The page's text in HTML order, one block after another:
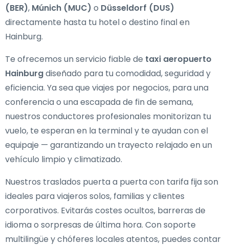
(BER), Múnich (MUC) o Düsseldorf (DUS)
directamente hasta tu hotel o destino final en
Hainburg.
Te ofrecemos un servicio fiable de taxi aeropuerto
Hainburgdiseñado para tu comodidad, seguridad y
eficiencia. Ya sea que viajes por negocios, para una
conferencia o una escapada de fin de semana,
nuestros conductores profesionales monitorizan tu
vuelo, te esperan en la terminal y te ayudan con el
equipaje — garantizando un trayecto relajado en un
vehículo limpio y climatizado.
Nuestros traslados puerta a puerta con tarifa fija son
ideales para viajeros solos, familias y clientes
corporativos. Evitarás costes ocultos, barreras de
idioma o sorpresas de última hora. Con soporte
multilingüe y chóferes locales atentos, puedes contar